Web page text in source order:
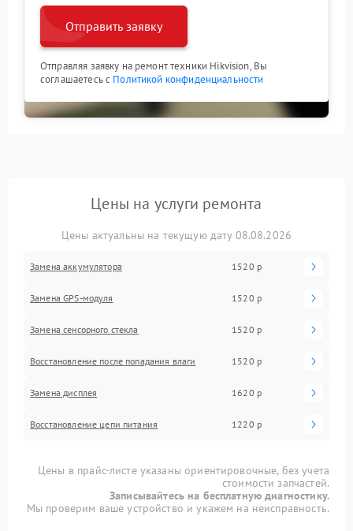
Отправить заявку
Отправляя заявку на ремонт техники Hikvision, Вы
соглашаетесь с Политикой конфиденциальности
Цены на услуги ремонта
Цены актуальны на текущую дату 08.08.2026
Замена аккумулятора 1520 р
Замена GPS-модуля 1520 р
Замена сенсорного стекла 1520 р
Восстановление после попадания влаги 1520 р
Замена дисплея 1620 р
Восстановление цепи питания 1220 р
Цены в прайс-листе указаны ориентировочные, без учета
стоимости запчастей.
Записывайтесь на бесплатную диагностику.
Мы проверим ваше устройство и укажем на неисправность.